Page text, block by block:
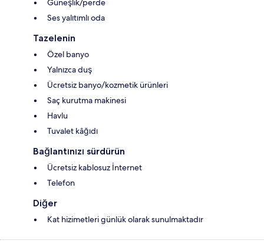
Güneşlik/perde
Ses yalıtımlı oda
Tazelenin
Özel banyo
Yalnızca duş
Ücretsiz banyo/kozmetik ürünleri
Saç kurutma makinesi
Havlu
Tuvalet kâğıdı
Bağlantınızı sürdürün
Ücretsiz kablosuz İnternet
Telefon
Diğer
Kat hizimetleri günlük olarak sunulmaktadır